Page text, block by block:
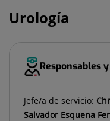
Urología
Responsables
Jefe/a de servicio:
Salvador Esquena